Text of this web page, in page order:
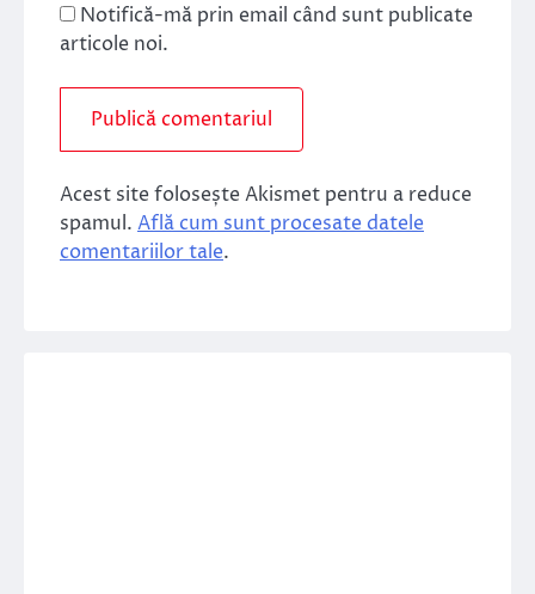
Notifică-mă prin email când sunt publicate
articole noi.
Acest site folosește Akismet pentru a reduce
spamul. Află cum sunt procesate datele
comentariilor tale.